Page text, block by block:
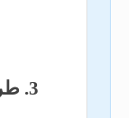
3. طراحی و اجرای آزمایش